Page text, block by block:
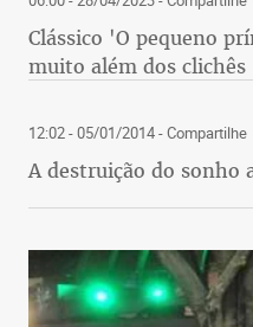
Clássico 'O pequeno
muito além dos clichês
12:02 - 05/01/2014- Compartilhe
A destruição do sonho